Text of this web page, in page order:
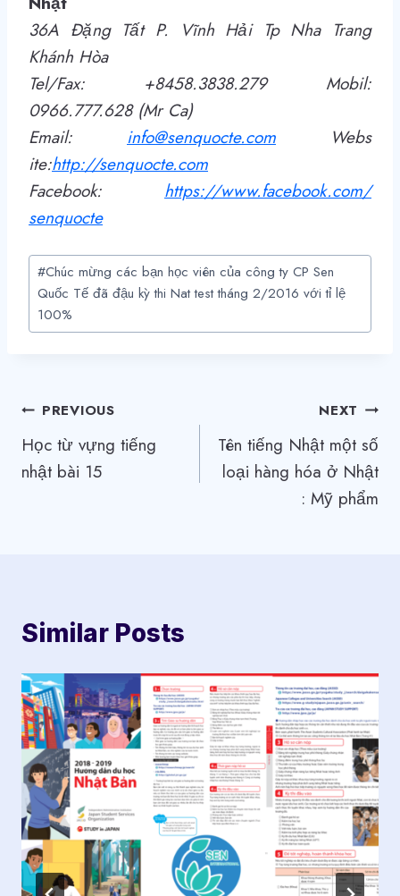
36A Đặng Tất P. Vĩnh Hải Tp Nha Trang
Khánh Hòa
Tel/Fax: +8458.3838.279 Mobil:
0966.777.628 (Mr Ca)
Email: info@senquocte.com
Webs
ite:http://senquocte.com
Facebook:
https://www.facebook.com/
senquocte
Post
Tags:
#Chúc mừng các bạn học viên của công ty CP Sen
Quốc Tế đã đậu kỳ thi Nat test tháng 2/2016 với tỉ lệ
100%
Điều
hướng
bài
PREVIOUS
Học từ vựng tiếng
nhật bài 15
NEXT
Tên tiếng Nhật một số
loại hàng hóa ở Nhật
: Mỹ phẩm
Similar Posts